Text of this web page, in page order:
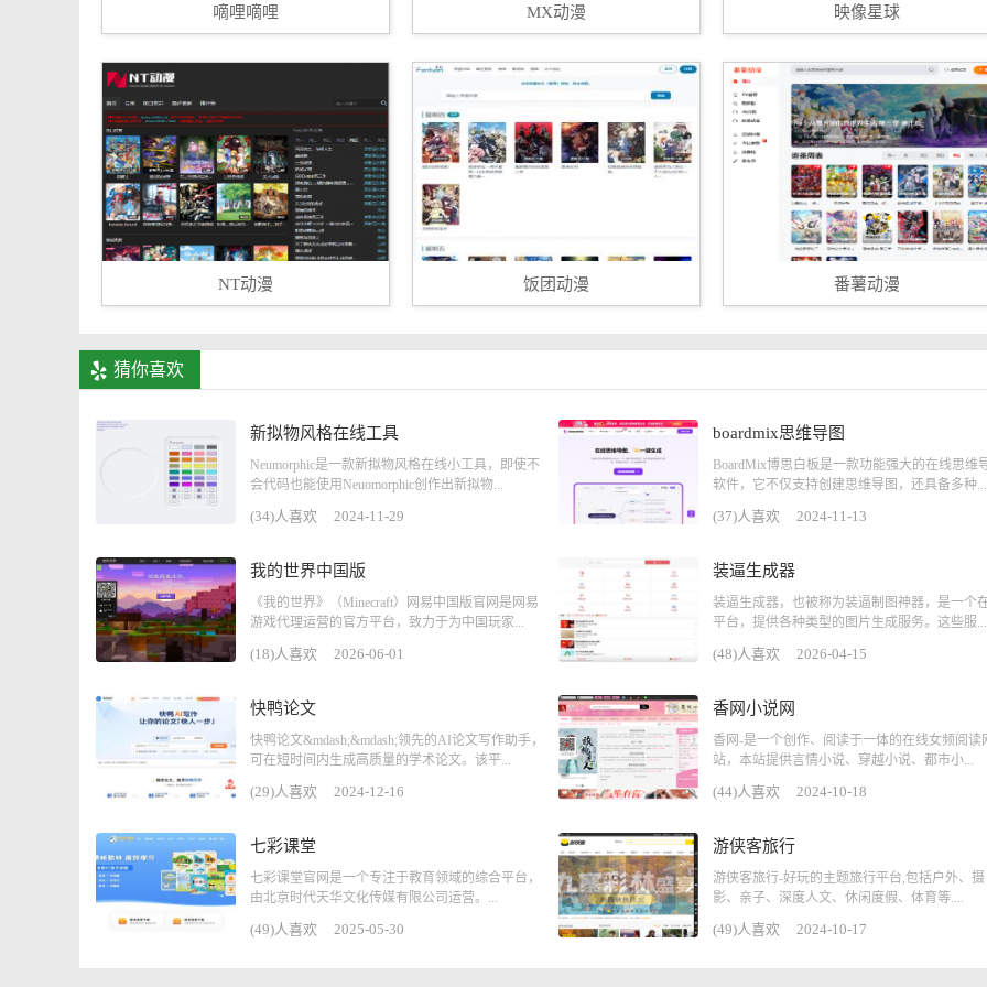
嘀哩嘀哩 MX动漫 映像星球
NT动漫 饭团动漫 番薯动漫
猜你喜欢
新拟物风格在线工具
Neumorphic是一款新拟物风格在线小工具，即使不
会代码也能使用Neuomorphic创作出新拟物...
(34)人喜欢 2024-11-29
boardmix思维导图
BoardMix博思白板是一款功能强大的在线思维
软件，它不仅支持创建思维导图，还具备多种...
(37)人喜欢 2024-11-13
我的世界中国版
《我的世界》（Minecraft）网易中国版官网是网易
游戏代理运营的官方平台，致力于为中国玩家...
(18)人喜欢 2026-06-01
装逼生成器
装逼生成器，也被称为装逼制图神器，是一个
平台，提供各种类型的图片生成服务。这些服...
(48)人喜欢 2026-04-15
快鸭论文
快鸭论文&mdash;&mdash;领先的AI论文写作助手，
可在短时间内生成高质量的学术论文。该平...
(29)人喜欢 2024-12-16
香网小说网
香网-是一个创作、阅读于一体的在线女频阅读
站，本站提供言情小说、穿越小说、都市小...
(44)人喜欢 2024-10-18
七彩课堂
七彩课堂官网是一个专注于教育领域的综合平台，
由北京时代天华文化传媒有限公司运营。...
(49)人喜欢 2025-05-30
游侠客旅行
游侠客旅行-好玩的主题旅行平台,包括户外、摄
影、亲子、深度人文、休闲度假、体育等....
(49)人喜欢 2024-10-17